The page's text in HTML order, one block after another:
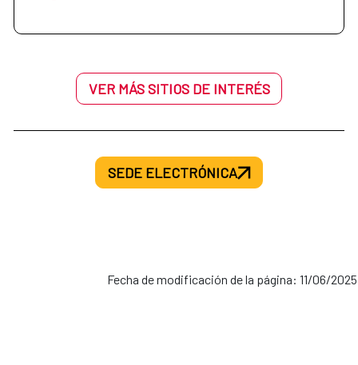
VER MÁS SITIOS DE INTERÉS
SEDE ELECTRÓNICA
Fecha de modificación de la página: 11/06/2025